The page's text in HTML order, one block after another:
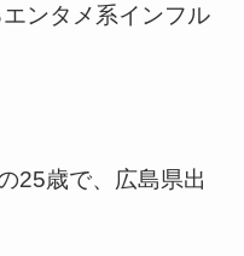
ンタメ系インフル
25歳で、広島県出